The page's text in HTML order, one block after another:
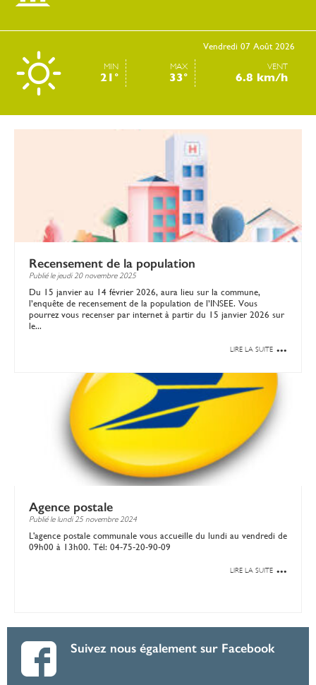
Vendredi 07 Août 2026
MIN
21°
MAX
33°
VENT
6.8 km/h
Recensement de la population
Publié le jeudi 20 novembre 2025
Du 15 janvier au 14 février 2026, aura lieu sur la commune,
l’enquête de recensement de la population de l’INSEE. Vous
pourrez vous recenser par internet à partir du 15 janvier 2026 sur
le...
LIRE LA SUITE ...
Agence postale
Publié le lundi 25 novembre 2024
L'agence postale communale vous accueille du lundi au vendredi de
09h00 à 13h00. Tél: 04-75-20-90-09
LIRE LA SUITE ...
Suivez nous également sur Facebook